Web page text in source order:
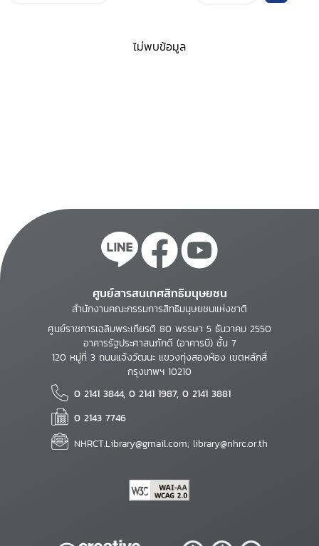
ไม่พบข้อมูล
ศูนย์สารสนเทศสิทธิมนุษยชน
สำนักงานคณะกรรมการสิทธิมนุษยชนแห่งชาติ
ศูนย์ราชการเฉลิมพระเกียรติ 80 พรรษา 5 ธันวาคม 2550
อาคารรัฐประศาสนภักดี (อาคารบี) ชั้น 7
120 หมู่ที่ 3 ถนนแจ้งวัฒนะ แขวงทุ่งสองห้อง เขตหลักสี่
กรุงเทพฯ 10210
0 2141 3844, 0 2141 1987, 0 2141 3881
0 2143 7746
NHRCT.Library@gmail.com; library@nhrc.or.th